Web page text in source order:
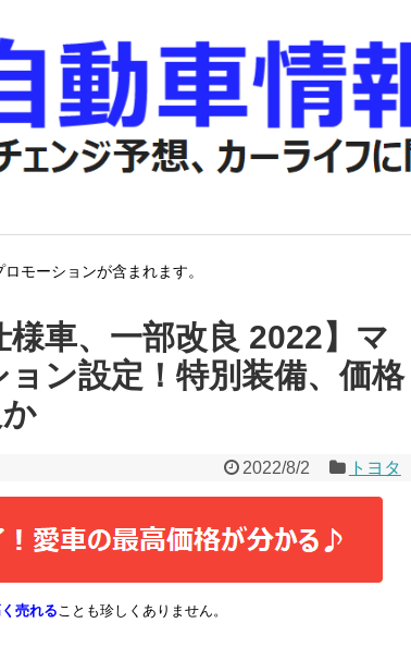
モーションが含まれます。
様車、一部改良 2022】マ
ン設定！特別装備、価格
2022/8/2 トヨタ
売れることも珍しくありません。